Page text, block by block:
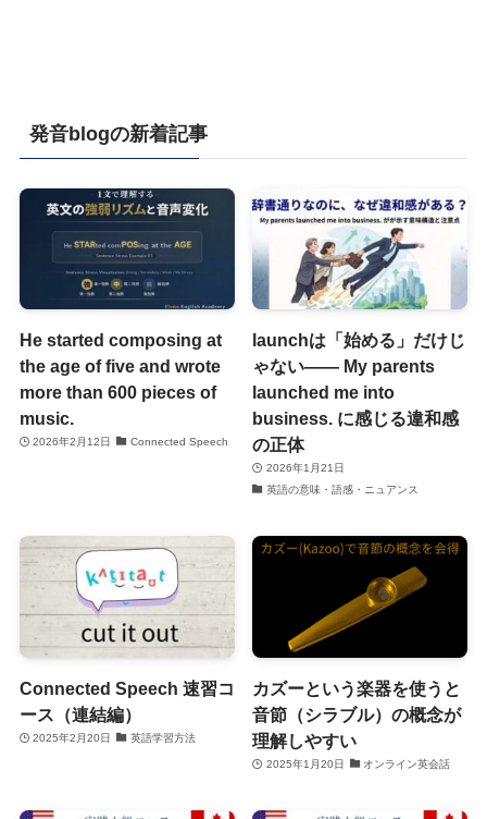
発音blogの新着記事
He started composing at
the age of five and wrote
more than 600 pieces of
music.
2026年2月12日 Connected Speech
launchは「始める」だけじ
ゃない―― My parents
launched me into
business. に感じる違和感
の正体
2026年1月21日
英語の意味・語感・ニュアンス
Connected Speech 速習コ
ース（連結編）
2025年2月20日 英語学習方法
カズーという楽器を使うと
音節（シラブル）の概念が
理解しやすい
2025年1月20日 オンライン英会話